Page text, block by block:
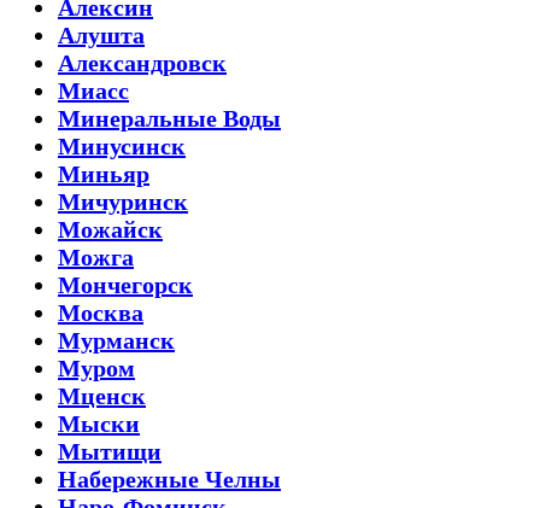
Алексин
Алушта
Александровск
Миасс
Минеральные Воды
Минусинск
Миньяр
Мичуринск
Можайск
Можга
Мончегорск
Москва
Мурманск
Муром
Мценск
Мыски
Мытищи
Набережные Челны